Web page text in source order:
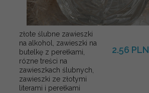
złote ślubne zawieszki
na alkohol, zawieszki na
butelkę z perełkami,
rózne treści na
zawieszkach ślubnych,
zawieszki ze złotymi
literami i perełkami
2.56 PLN